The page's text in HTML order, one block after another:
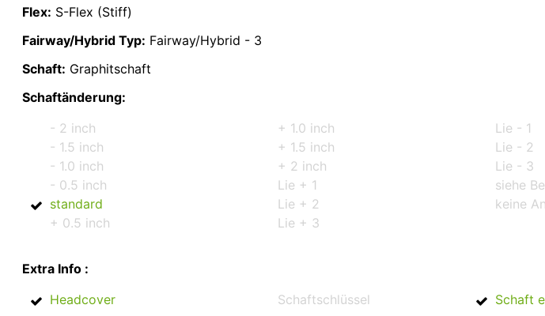
Flex: S-Flex (Stiff)
Fairway/Hybrid Typ: Fairway/Hybrid - 3
Schaft: Graphitschaft
Schaftänderung:
- 2 inch
- 1.5 inch
- 1.0 inch
- 0.5 inch
standard
+ 0.5 inch
+ 1.0 inch
+ 1.5 inch
+ 2 inch
Lie + 1
Lie + 2
Lie + 3
Lie - 1
Lie - 2
Lie - 3
siehe
keine
Extra Info :
Headcover
Schaftschlüssel Schaft